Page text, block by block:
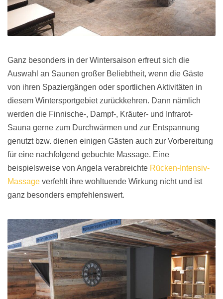
Ganz besonders in der Wintersaison erfreut sich die
Auswahl an Saunen großer Beliebtheit, wenn die Gäste
von ihren Spaziergängen oder sportlichen Aktivitäten in
diesem Wintersportgebiet zurückkehren. Dann nämlich
werden die Finnische-, Dampf-, Kräuter- und Infrarot-
Sauna gerne zum Durchwärmen und zur Entspannung
genutzt bzw. dienen einigen Gästen auch zur Vorbereitung
für eine nachfolgend gebuchte Massage. Eine
beispielsweise von Angela verabreichte Rücken-Intensiv-
Massage verfehlt ihre wohltuende Wirkung nicht und ist
ganz besonders empfehlenswert.